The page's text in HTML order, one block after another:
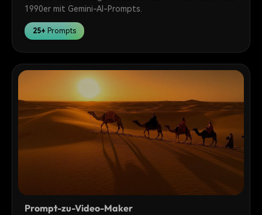
1990er mit Gemini-AI-Prompts.
25+ Prompts
Prompt-zu-Video-Maker